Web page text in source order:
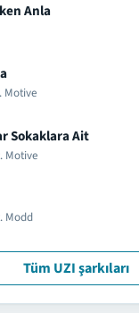
Anla
Motive
Sokaklara Ait
Motive
Modd
Tüm UZI şarkıları